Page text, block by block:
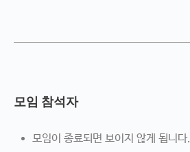
모임 참석자
모임이 종료되면 보이지 않게 됩니다.